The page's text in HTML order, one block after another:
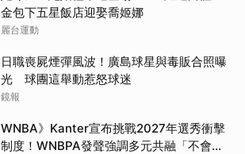
金包下五星飯店迎娶喬姬娜
麗台運動
日職喪屍煙彈風波！廣島球星與毒販合照曝
光 球團這舉動惹怒球迷
鏡報
WNBA》Kanter宣布挑戰2027年選秀衝擊
制度！WNBPA發聲強調多元共融「不會成